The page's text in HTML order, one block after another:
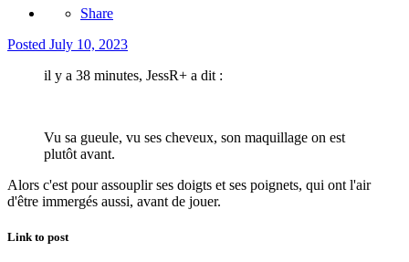
Share
Posted July 10, 2023
il y a 38 minutes, JessR+ a dit :
Vu sa gueule, vu ses cheveux, son maquillage on est
plutôt avant.
Alors c'est pour assouplir ses doigts et ses poignets, qui ont l'air
d'être immergés aussi, avant de jouer.
Link to post